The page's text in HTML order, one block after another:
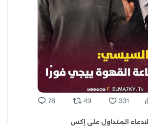
الادعاء المتداول على إكس